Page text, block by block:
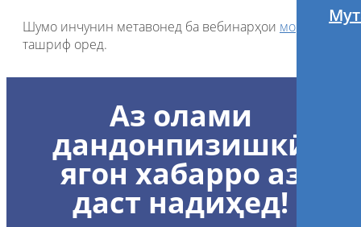
Шумо инчунин метавонед ба вебинарҳои мо
ташриф оред.
Аз олами
дандонпизишкӣ
ягон хабарро аз
даст надиҳед!